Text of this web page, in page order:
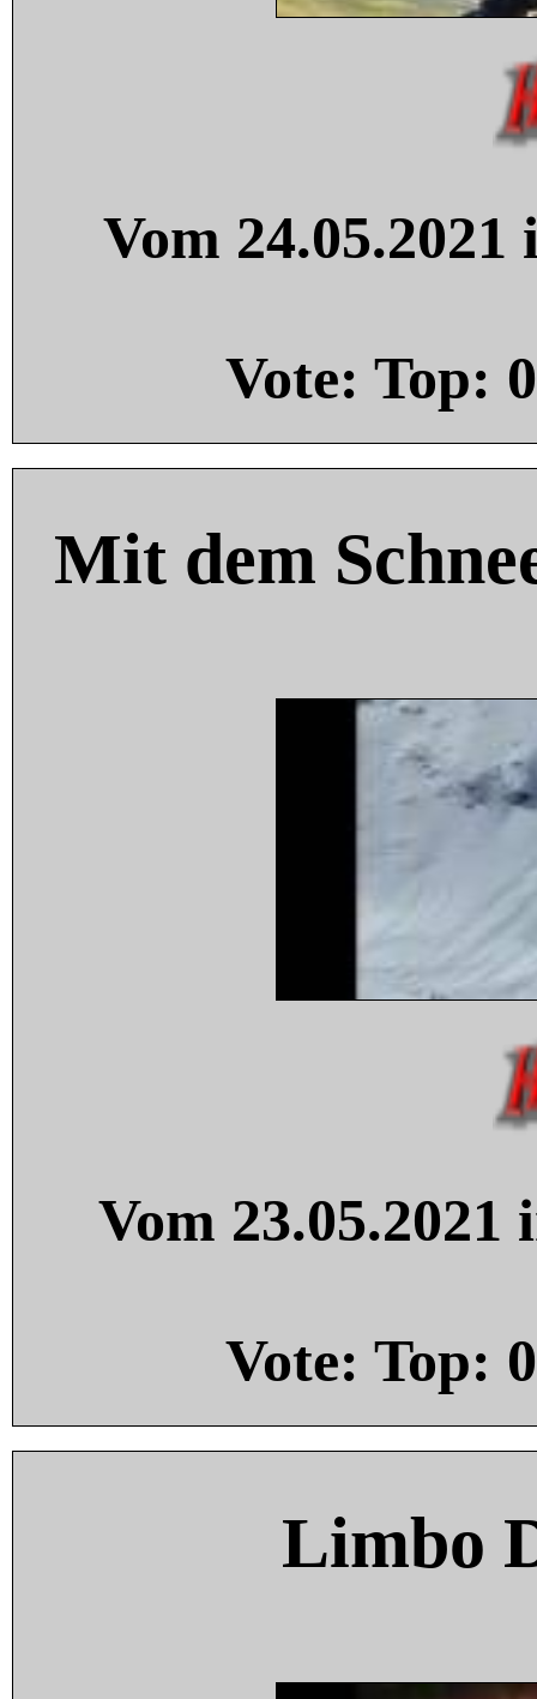
Vom
Vote: Top: 0
Mit dem
Vom
Vote: Top: 0
Limbo